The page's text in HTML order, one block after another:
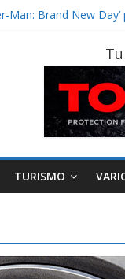
gana
tu vehículo si
2026, edición 47ª,
Bolden para
TURISMO